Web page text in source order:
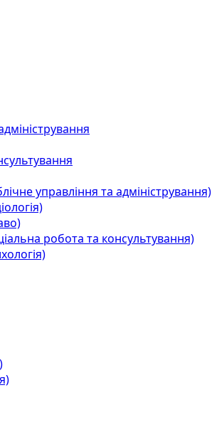
управління та адміністрування)
робота та консультування)